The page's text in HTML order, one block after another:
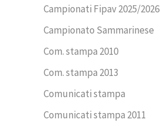
Campionati Fipav 2025/2026
Campionato Sammarinese
Com. stampa 2010
Com. stampa 2013
Comunicati stampa
Comunicati stampa 2011